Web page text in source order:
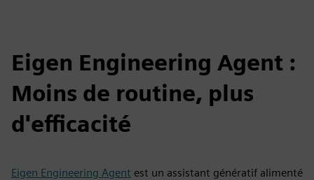
Eigen Engineering Agent :
Moins de routine, plus
d'efficacité
Eigen Engineering Agent est un assistant génératif alimenté